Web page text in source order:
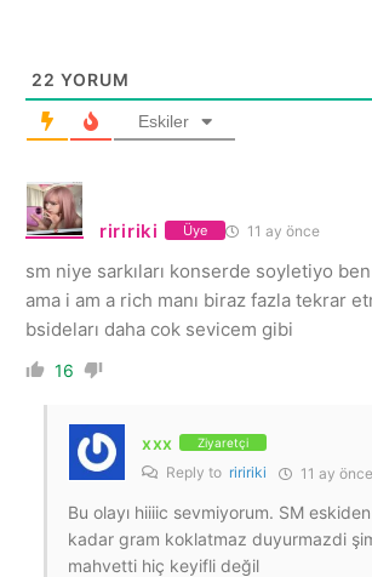
22 YORUM
Eskiler
riririki Üye 11 ay önce
sm niye sarkıları konserde soyletiyo
ama i am a rich manı biraz fazla tekrar
bsideları daha cok sevicem gibi
16
xxx Ziyaretçi
Reply to riririki 11 ay önce
Bu olayı hiiiic sevmiyorum. SM
kadar gram koklatmaz duyurmazdi
mahvetti hiç keyifli değil